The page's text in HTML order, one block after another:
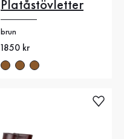
Platåstövletter
brun
Nytt pris
1850 kr